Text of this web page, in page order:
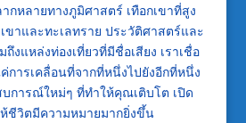
กหลายทางภูมิศาสตร์ เทือกเขาที่สูง
ขาและทะเลทราย ประวัติศาสตร์และ
งแหล่งท่องเที่ยวที่มีชื่อเสียง เราเชื่อ
การเคลื่อนที่จากที่หนึ่งไปยังอีกที่หนึ่ง
บการณ์ใหม่ๆ ที่ทำให้คุณเติบโต เปิด
ชีวิตมีความหมายมากยิ่งขึ้น